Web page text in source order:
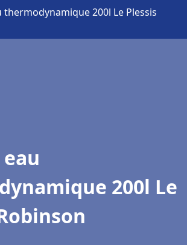
thermodynamique 200l Le Plessis
200l Le